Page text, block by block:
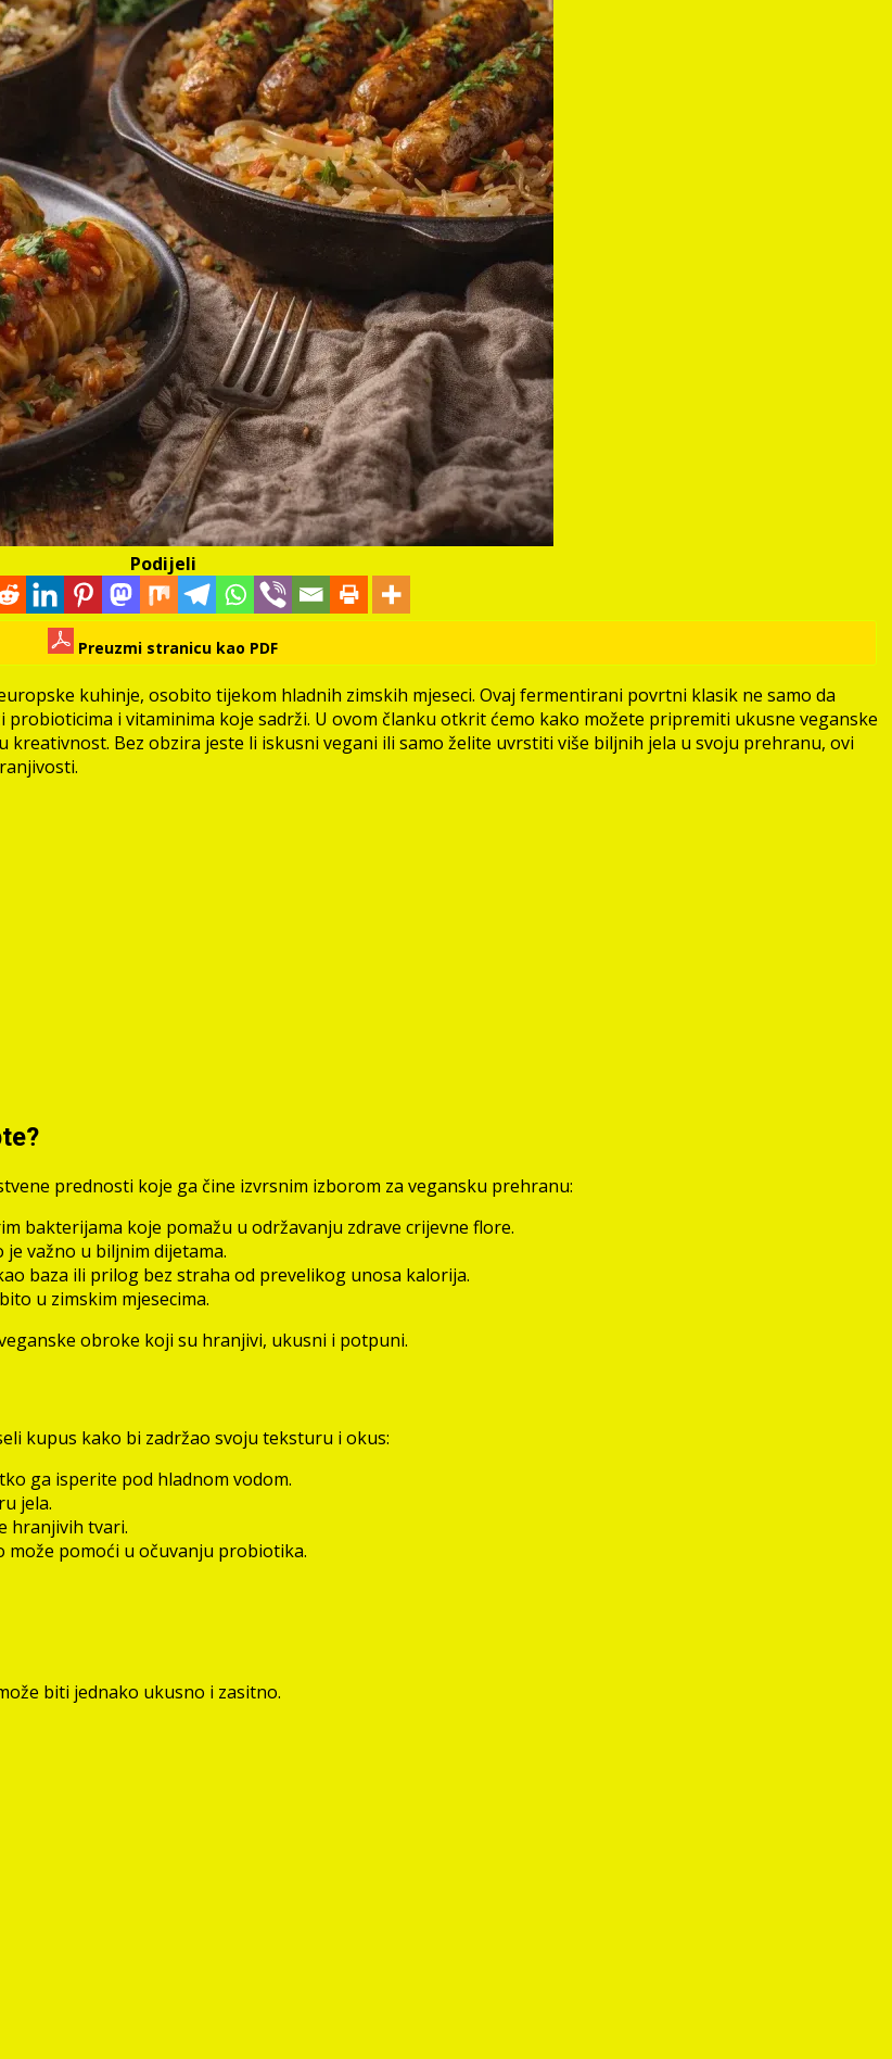
Podijeli
Preuzmi stranicu kao PDF
kuhinje, osobito tijekom hladnih zimskih mjeseci. Ovaj fermentirani povrtni klasik ne samo da
i vitaminima koje sadrži. U ovom članku otkrit ćemo kako možete pripremiti ukusne veganske
Bez obzira jeste li iskusni vegani ili samo želite uvrstiti više biljnih jela u svoju prehranu, ovi
prednosti koje ga čine izvrsnim izborom za vegansku prehranu:
bakterijama koje pomažu u održavanju zdrave crijevne flore.
važno u biljnim dijetama.
baza ili prilog bez straha od prevelikog unosa kalorija.
u zimskim mjesecima.
obroke koji su hranjivi, ukusni i potpuni.
kupus kako bi zadržao svoju teksturu i okus:
ga isperite pod hladnom vodom.
jela.
hranjivih tvari.
može pomoći u očuvanju probiotika.
biti jednako ukusno i zasitno.